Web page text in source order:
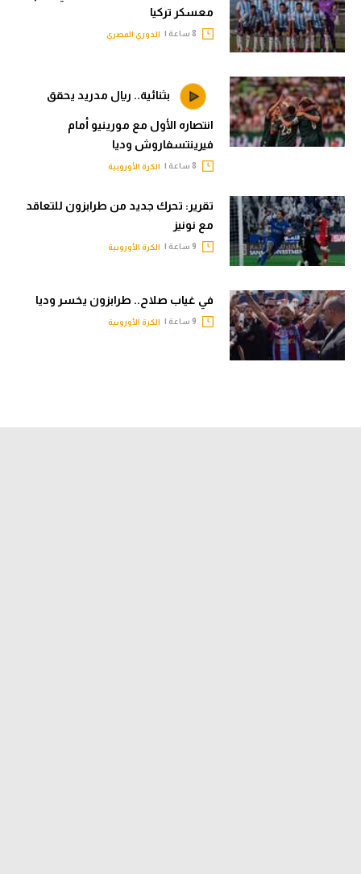
معسكر تركيا
الدوري المصري
بثنائية.. ريال مدريد يحقق
انتصاره الأول مع مورينيو أمام
فيرينتسفاروش وديا
الكرة الأوروبية
تقرير: تحرك جديد من طرابزون للتعاقد
مع نونيز
الكرة الأوروبية
في غياب صلاح.. طرابزون يخسر وديا
الكرة الأوروبية